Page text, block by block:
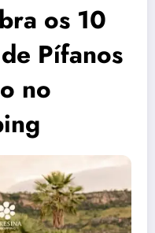
os 10
Pífanos
no